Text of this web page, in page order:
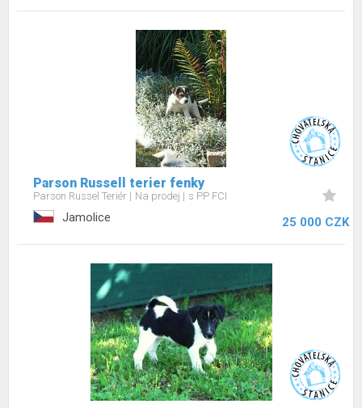
Parson Russell terier fenky
Parson Russel Teriér Na prodej s PP FCI
Jamolice 25 000 CZK